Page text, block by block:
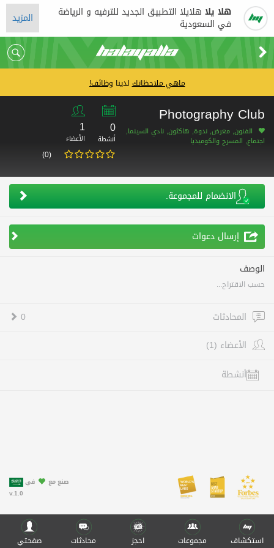
هلا يلا هلايلا التطبيق الجديد للترفيه و الرياضة
في السعودية المزيد
ماهي ملاحظاتكلديناوظائف!
Photography Club
الفنون, معرض, ندوة, هاكثون, نادي السينما,
اجتماع, المسرح والكوميديا
0
أنشطة
1
الأعضاء
(0)
الانضمام للمجموعة.
إرسال دعوات
الوصف
حسب الاقتراح...
المحادثات
0
الأعضاء (1)
أنشطة
صنع مع
في
v.1.0
استكشاف مجموعات احجز محادثات صفحتي